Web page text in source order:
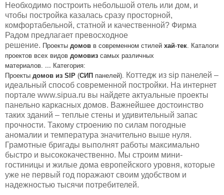
Необходимо построить небольшой отель или дом, и
чтобы постройка казалась сразу просторной,
комфортабельной, статной и качественной? Фирма
Радом предлагает превосходное
решение. Проекты домов в современном стилей хай-тек . Каталоги
проектов всех видов домовиз самых различных
материалов. ... Категория:
Проекты домов из SIP (СИП панелей).
Коттедж из sip панелей –
идеальный способ современной постройки. На интернет
портале www.sipua.ru вы найдете актуальные проекты
панельно каркасных домов. Важнейшее достоинство
таких зданий – теплые стены и удивительный запас
прочности. Такому строению по силам погодные
аномалии и температура значительно выше нуля.
Грамотные бригады выполнят работы максимально
быстро и высококачественно. Мы строим мини-
гостиницы и жилые дома европейского уровня, которые
уже не первый год поражают своим удобством и
надежностью тысячи потребителей.